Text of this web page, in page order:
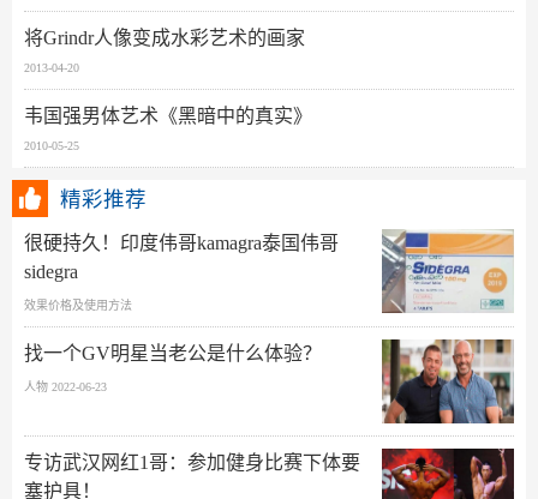
将Grindr人像变成水彩艺术的画家
2013-04-20
韦国强男体艺术《黑暗中的真实》
2010-05-25
精彩推荐
很硬持久！印度伟哥kamagra泰国伟哥
sidegra
效果价格及使用方法
找一个GV明星当老公是什么体验？
人物 2022-06-23
专访武汉网红1哥：参加健身比赛下体要
塞护具！